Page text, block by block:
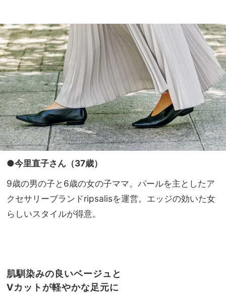
●今里直子さん（37歳）
9歳の男の子と6歳の女の子ママ。パールを主としたア
クセサリーブランドripsalisを運営。エッジの効いた女
らしいスタイルが得意。
肌馴染みの良いベージュと
Vカットが軽やかな足元に